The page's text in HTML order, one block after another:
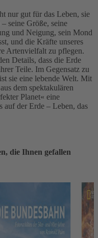
nur gut für das Leben, sie
seine Größe, seine
und Neigung, sein Mond
und die Kräfte unseres
Artenvielfalt zu pflegen.
Details, dass die Erde
Teile. Im Gegensatz zu
sie eine lebende Welt. Mit
dem spektakulären
Planet« eine
auf der Erde – Leben, das
die Ihnen gefallen